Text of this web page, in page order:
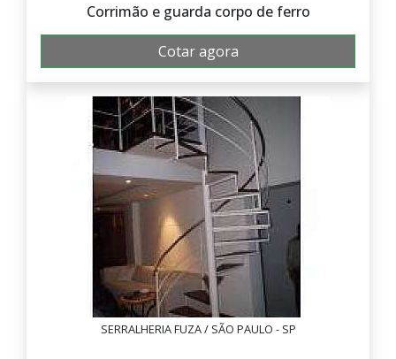
Corrimão e guarda corpo de ferro
Cotar agora
SERRALHERIA FUZA / SÃO PAULO - SP